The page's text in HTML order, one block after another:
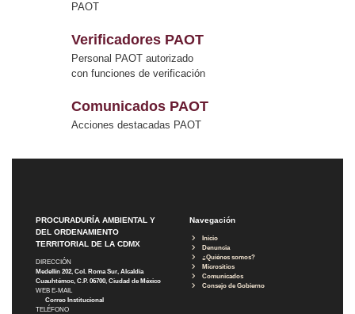
PAOT
Verificadores PAOT
Personal PAOT autorizado
con funciones de verificación
Comunicados PAOT
Acciones destacadas PAOT
PROCURADURÍA AMBIENTAL Y
DEL ORDENAMIENTO
TERRITORIAL DE LA CDMX
DIRECCIÓN
Medellín 202, Col. Roma Sur, Alcaldía
Cuauhtémoc, C.P. 06700, Ciudad de México
WEB E-MAIL
Correo Institucional
TELÉFONO
Navegación
Inicio
Denuncia
¿Quiénes somos?
Micrositios
Comunicados
Consejo de Gobierno